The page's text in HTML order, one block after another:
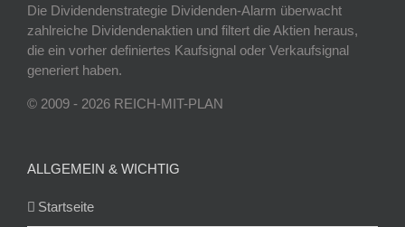
Die Dividendenstrategie Dividenden-Alarm überwacht
zahlreiche Dividendenaktien und filtert die Aktien heraus,
die ein vorher definiertes Kaufsignal oder Verkaufsignal
generiert haben.
© 2009 - 2026 REICH-MIT-PLAN
ALLGEMEIN & WICHTIG
Startseite